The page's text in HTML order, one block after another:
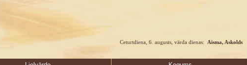
Ceturtdiena, 6. augusts, vārda dienas: Aisma, Askolds